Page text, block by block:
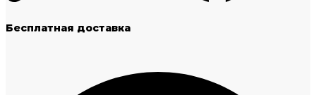
Бесплатная доставка